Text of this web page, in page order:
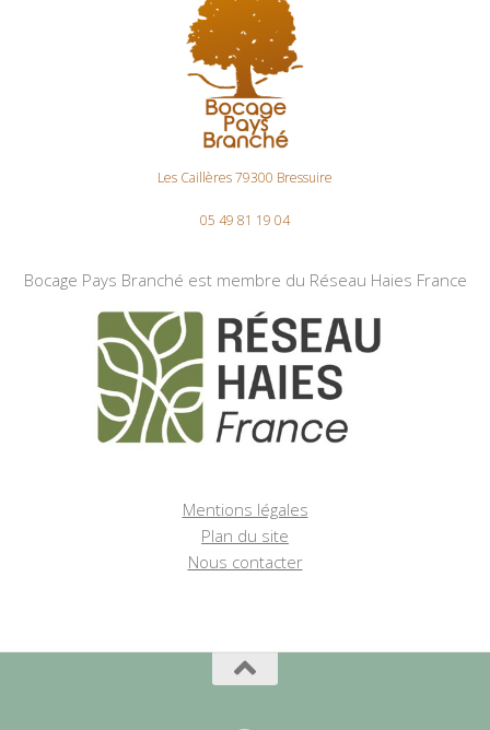
Les Caillères 79300 Bressuire
05 49 81 19 04
Bocage Pays Branché est membre du Réseau Haies France
Mentions légales
Plan du site
Nous contacter